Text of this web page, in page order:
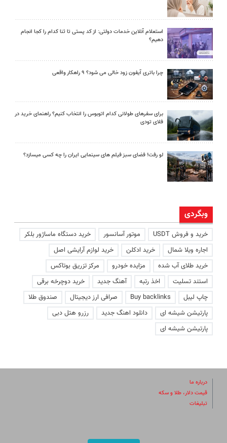
استعلام آنلاین خدمات دولتی: از کد پستی تا ثنا کدام را کجا انجام
دهیم؟
چرا باتری آیفون زود خالی می شود؟ ۹ راهکار واقعی
برای سفرهای طولانی کدام اتوبوس را انتخاب کنیم؟ راهنمای خرید در
فلای تودی
لو رفت! فضای سبز فیلم های سینمایی ایران را چه کسی میسازد؟
وبگردی
خرید و فروش USDT موتور آسانسور
خرید دستگاه ماساژور بلکر
اجاره ویلا شمال
خرید ادکلن
خرید لوازم آرایشی اصل
خرید طلای آب شده
مزایده خودرو
مرکز تزریق بوتاکس
استند تسلیت
اخذ رتبه آهنگ جدید
خرید دوچرخه برقی
چاپ لیبل
Buy backlinks صرافی ارز دیجیتال
صندوق طلا
پارتیشن شیشه ای
دانلود اهنگ جدید
رزرو هتل دبی
پارتیشن شیشه ای
درباره ما
قیمت دلار، طلا و سکه
تبلیغات